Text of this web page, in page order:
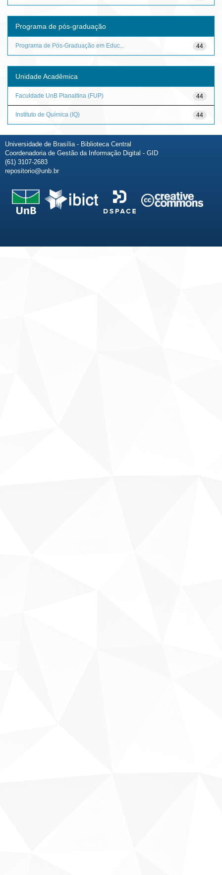
Programa de pós-graduação
44
Programa de Pós-Graduação em Educ...
Unidade Acadêmica
44
Faculdade UnB Planaltina (FUP)
44
Instituto de Química (IQ)
Universidade de Brasília - Biblioteca Central
Coordenadoria de Gestão da Informação Digital - GID
(61) 3107-2683
repositorio@unb.br